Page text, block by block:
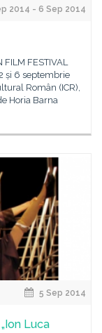
2014 - 6 Sep 2014
FILM FESTIVAL
și 6 septembrie
Român (ICR),
Horia Barna
5 Sep 2014
Luca